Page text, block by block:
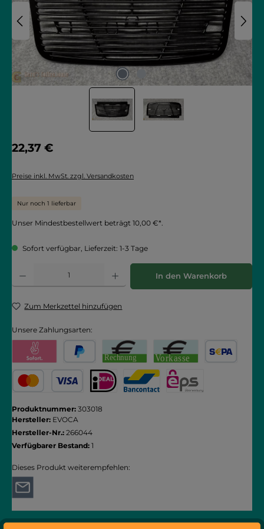
Regulärer Preis:
22,37 €
Preise inkl. MwSt. zzgl. Versandkosten
Nur noch 1 lieferbar
Unser Mindestbestellwert beträgt 10,00 €*.
Sofort verfügbar, Lieferzeit: 1-3 Tage
Produkt Anzahl: Gib den gewünschten Wert ein oder benutze die
In den Warenkorb
Zum Merkzettel hinzufügen
Unsere Zahlungsarten:
Produktnummer: 303018
Hersteller: EVOCA
Hersteller-Nr.: 266044
Verfügbarer Bestand: 1
Dieses Produkt weiterempfehlen: